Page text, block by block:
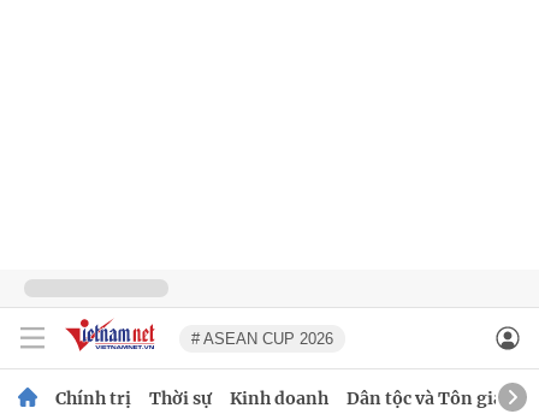
# ASEAN CUP 2026
Chính trị Thời sự Kinh doanh Dân tộc và Tôn giáo